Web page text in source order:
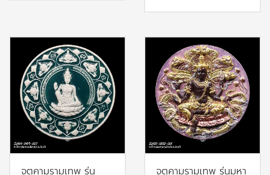
จตุคามรามเทพ รุ่น
จตุคามรามเทพ รุ่นมหา